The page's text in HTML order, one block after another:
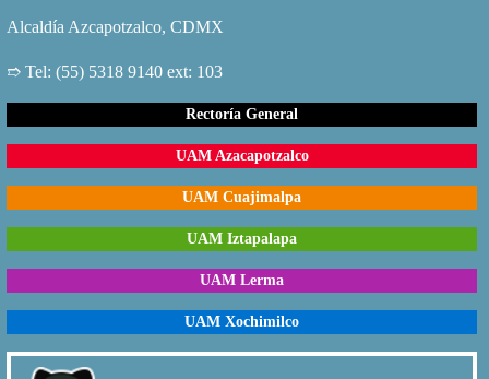
Alcaldía Azcapotzalco, CDMX
➱ Tel: (55) 5318 9140 ext: 103
Rectoría General
UAM Azacapotzalco
UAM Cuajimalpa
UAM Iztapalapa
UAM Lerma
UAM Xochimilco